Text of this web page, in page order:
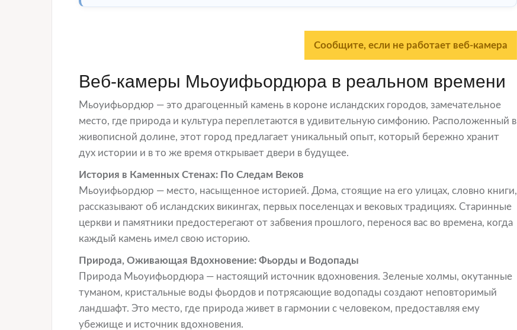
Сообщите, если не работает веб-камера
Веб-камеры Мьоуифьордюра в реальном времени
Мьоуифьордюр — это драгоценный камень в короне исландских городов, замечательное
место, где природа и культура переплетаются в удивительную симфонию. Расположенный в
живописной долине, этот город предлагает уникальный опыт, который бережно хранит
дух истории и в то же время открывает двери в будущее.
История в Каменных Стенах: По Следам Веков
Мьоуифьордюр — место, насыщенное историей. Дома, стоящие на его улицах, словно книги,
рассказывают об исландских викингах, первых поселенцах и вековых традициях. Старинные
церкви и памятники предостерегают от забвения прошлого, перенося вас во времена, когда
каждый камень имел свою историю.
Природа, Оживающая Вдохновение: Фьорды и Водопады
Природа Мьоуифьордюра — настоящий источник вдохновения. Зеленые холмы, окутанные
туманом, кристальные воды фьордов и потрясающие водопады создают неповторимый
ландшафт. Это место, где природа живет в гармонии с человеком, предоставляя ему
убежище и источник вдохновения.